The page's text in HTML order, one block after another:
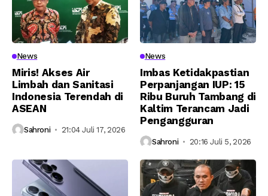
News
Miris! Akses Air
Limbah dan Sanitasi
Indonesia Terendah di
ASEAN
Sahroni 21:04 Juli 17, 2026
News
Imbas Ketidakpastian
Perpanjangan IUP: 15
Ribu Buruh Tambang di
Kaltim Terancam Jadi
Pengangguran
Sahroni 20:16 Juli 5, 2026